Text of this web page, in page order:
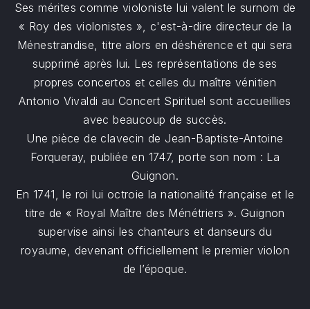
Ses mérites comme violoniste lui valent le surnom de
« Roy des violonistes », c'est-à-dire directeur de la
Ménestrandise, titre alors en déshérence et qui sera
supprimé après lui. Les représentations de ses
propres concertos et celles du maître vénitien
Antonio Vivaldi au Concert Spirituel sont accueillies
avec beaucoup de succès.
Une pièce de clavecin de Jean-Baptiste-Antoine
Forqueray, publiée en 1747, porte son nom : La
Guignon.
En 1741, le roi lui octroie la nationalité française et le
titre de « Royal Maître des Ménétriers ». Guignon
supervise ainsi les chanteurs et danseurs du
royaume, devenant officiellement le premier violon
de l’époque.